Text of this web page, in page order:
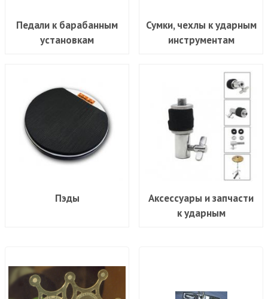
Педали к барабанным
установкам
Сумки, чехлы к ударным
инструментам
Пэды
Аксесcуары и запчасти
к ударным